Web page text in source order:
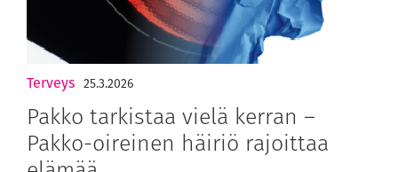
Terveys 25.3.2026
Pakko tarkistaa vielä kerran –
Pakko-oireinen häiriö rajoittaa